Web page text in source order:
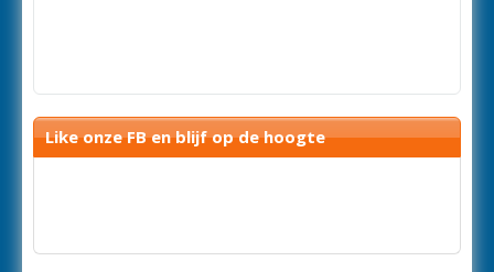
Like onze FB en blijf op de hoogte